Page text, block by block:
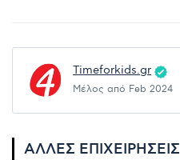
Timeforkids.gr
Μέλος από Feb 2024
ΆΛΛΕΣ ΕΠΙΧΕΙΡΉΣΕΙΣ